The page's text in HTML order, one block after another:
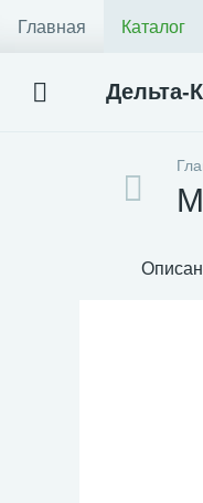
Главная Каталог
Дельта-